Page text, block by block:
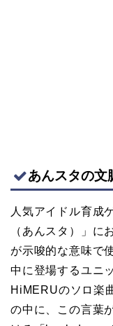
あんスタの
人気アイドル育成
（あんスタ）」に
が示唆的な意味で
中に登場するユニ
HiMERUのソロ楽
の中に、この言葉